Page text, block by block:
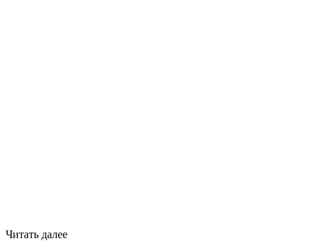
Читать далее